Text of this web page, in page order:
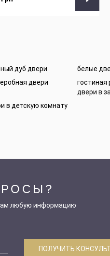
дуб двери белые
двери
двери в
в детскую комнату
любую информацию
ПОЛУЧИТЬ